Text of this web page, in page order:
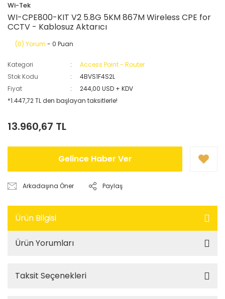
Wi-Tek
WI-CPE800-KIT V2 5.8G 5KM 867M Wireless CPE for
CCTV - Kablosuz Aktarıcı
(0) Yorum - 0 Puan
Kategori
Access Point - Router
Stok Kodu
4BVS1F4S2L
Fiyat
244,00 USD + KDV
*1.447,72 TL den başlayan taksitlerle!
13.960,67 TL
Gelince Haber Ver
Arkadaşına Öner Paylaş
Ürün Bilgisi
Ürün Yorumları
Taksit Seçenekleri